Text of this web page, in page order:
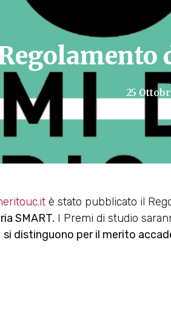
25
è stato pubblicato il
SMART. I Premi di studio
si distinguono per il merito